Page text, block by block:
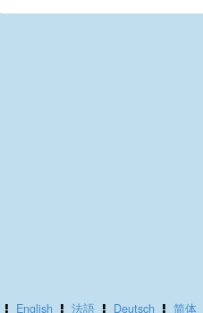
English 法語 Deutsch 简体